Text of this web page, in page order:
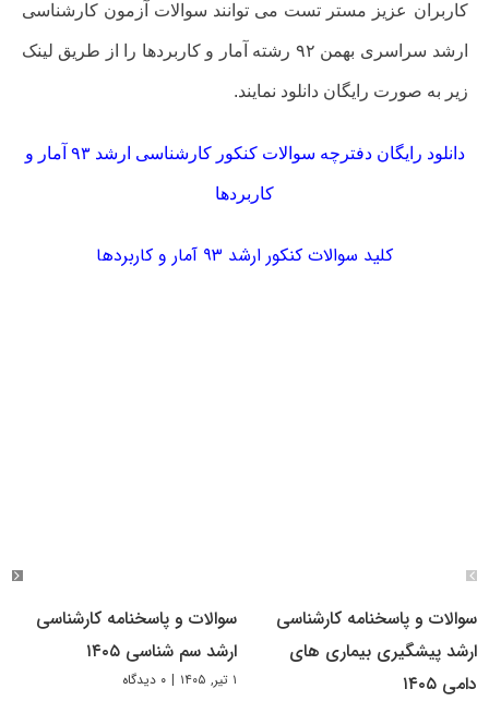
کاربران عزیز مستر تست می توانند سوالات آزمون کارشناسی
ارشد سراسری بهمن ۹۲ رشته آمار و کاربردها را از طریق لینک
زیر به صورت رایگان دانلود نمایند.
دانلود رایگان دفترچه سوالات کنکور کارشناسی ارشد ۹۳ آمار و
کاربردها
کلید سوالات کنکور ارشد ۹۳ آمار و کاربردها
سوالات و پاسخنامه کارشناسی
ارشد پیشگیری بیماری های
دامی ۱۴۰۵
سوالات و پاسخنامه کارشناسی
ارشد سم شناسی ۱۴۰۵
۱ تیر, ۱۴۰۵ | ۰ دیدگاه